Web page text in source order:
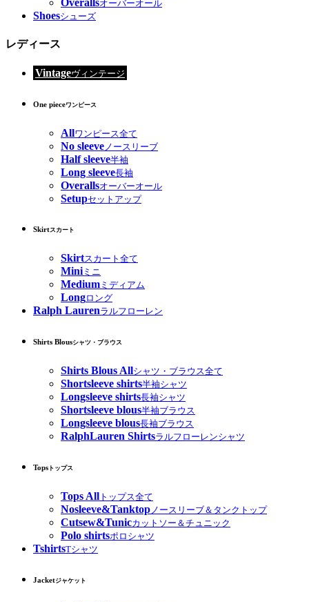
Overallsオーバーオール
Shoesシューズ
レディース
Vintageヴィンテージ
One pieceワンピース
Allワンピース全て
No sleeve ノースリーブ
Half sleeve半袖
Long sleeve長袖
Overallsオーバーオール
Setupセットアップ
Skirtスカート
Skirtスカート全て
Miniミニ
Medium ミディアム
Longロング
Ralph Laurenラルフローレン
Shirts Blousシャツ・ブラウス
Shirts Blous Allシャツ・ブラウス全て
Shortsleeve shirts半袖シャツ
Longsleeve shirts長袖シャツ
Shortsleeve blous半袖ブラウス
Longsleeve blous長袖ブラウス
RalphLauren Shirtsラルフローレンシャツ
Tops トップス
Tops All トップス全て
Nosleeve&Tanktopノースリーブ＆タンクトップ
Cutsew&Tunicカットソー＆チュニック
Polo shirtsポロシャツ
TshirtsTシャツ
Jacketジャケット